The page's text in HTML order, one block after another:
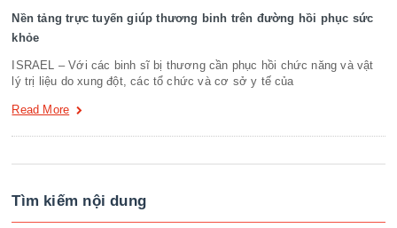
Nền tảng trực tuyến giúp thương binh trên đường hồi phục sức
khỏe
ISRAEL – Với các binh sĩ bị thương cần phục hồi chức năng và vật
lý trị liệu do xung đột, các tổ chức và cơ sở y tế của
Read More
Tìm kiếm nội dung